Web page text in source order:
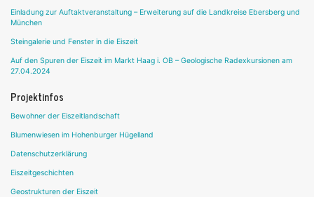
Einladung zur Auftaktveranstaltung – Erweiterung auf die Landkreise Ebersberg und
München
Steingalerie und Fenster in die Eiszeit
Auf den Spuren der Eiszeit im Markt Haag i. OB – Geologische Radexkursionen am
27.04.2024
Projektinfos
Bewohner der Eiszeitlandschaft
Blumenwiesen im Hohenburger Hügelland
Datenschutzerklärung
Eiszeitgeschichten
Geostrukturen der Eiszeit